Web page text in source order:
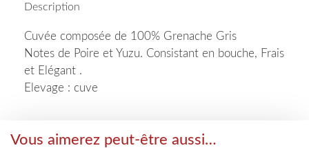
Description
Cuvée composée de 100% Grenache Gris
Notes de Poire et Yuzu. Consistant en bouche, Frais
et Elégant .
Elevage : cuve
Vous aimerez peut-être aussi…